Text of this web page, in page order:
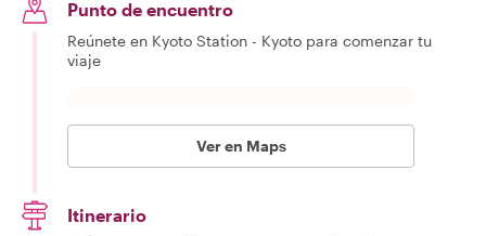
Punto de encuentro
Reúnete en Kyoto Station - Kyoto para comenzar tu
viaje
Ver en Maps
Itinerario